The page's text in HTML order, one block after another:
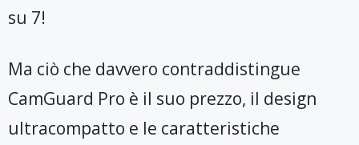
su 7!
Ma ciò che davvero contraddistingue
CamGuard Pro è il suo prezzo, il design
ultracompatto e le caratteristiche